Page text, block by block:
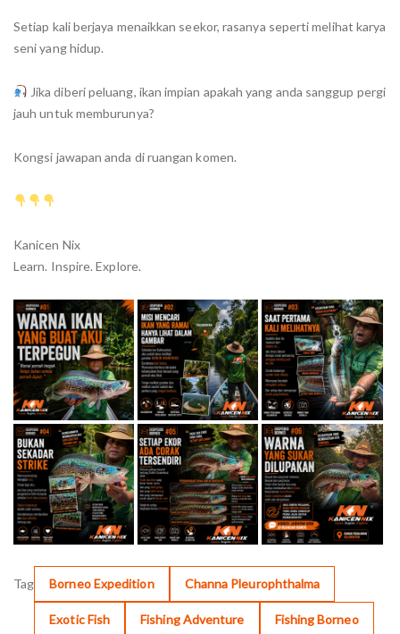
Setiap kali berjaya menaikkan seekor, rasanya seperti melihat karya
seni yang hidup.
Jika diberi peluang, ikan impian apakah yang anda sanggup pergi
jauh untuk memburunya?
Kongsi jawapan anda di ruangan komen.
Kanicen Nix
Learn. Inspire. Explore.
Tag Borneo Expedition Channa Pleurophthalma
Exotic Fish Fishing Adventure Fishing Borneo